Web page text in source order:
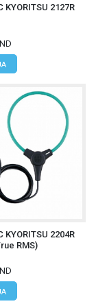
KYORITSU 2127R
KYORITSU 2204R
RMS)